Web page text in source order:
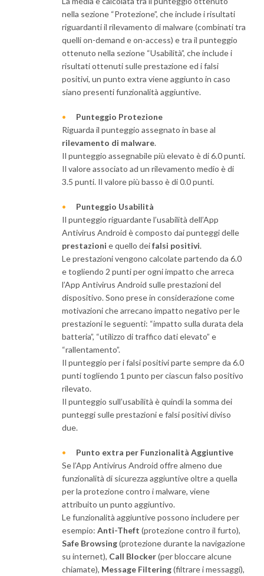
nella sezione “Protezione”, che include i risultati
riguardanti il rilevamento di malware (combinati tra
quelli on-demand e on-access) e tra il punteggio
ottenuto nella sezione “Usabilità”, che include i
risultati ottenuti sulle prestazione ed i falsi
positivi, un punto extra viene aggiunto in caso
siano presenti funzionalità aggiuntive.
Punteggio Protezione
Riguarda il punteggio assegnato in base al
rilevamento di malware.
Il punteggio assegnabile più elevato è di 6.0 punti.
Il valore associato ad un rilevamento medio è di
3.5 punti. Il valore più basso è di 0.0 punti.
Punteggio Usabilità
Il punteggio riguardante l’usabilità dell’App
Antivirus Android è composto dai punteggi delle
prestazioni e quello deifalsi positivi.
Le prestazioni vengono calcolate partendo da 6.0
e togliendo 2 punti per ogni impatto che arreca
l’App Antivirus Android sulle prestazioni del
dispositivo. Sono prese in considerazione come
motivazioni che arrecano impatto negativo per le
prestazioni le seguenti: “impatto sulla durata dela
batteria”, “utilizzo di traffico dati elevato” e
“rallentamento”.
Il punteggio per i falsi positivi parte sempre da 6.0
punti togliendo 1 punto per ciascun falso positivo
rilevato.
Il punteggio sull’usabilità è quindi la somma dei
punteggi sulle prestazioni e falsi positivi diviso
due.
Punto extra per Funzionalità Aggiuntive
Se l’App Antivirus Android offre almeno due
funzionalità di sicurezza aggiuntive oltre a quella
per la protezione contro i malware, viene
attribuito un punto aggiuntivo.
Le funzionalità aggiuntive possono includere per
esempio: Anti-Theft (protezione contro il furto),
Safe Browsing(protezione durante la navigazione
su internet), Call Blocker(per bloccare alcune
chiamate), Message Filtering(filtrare i messaggi),